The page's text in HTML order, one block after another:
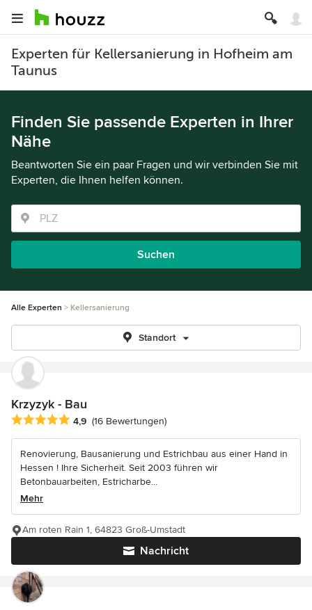
Experten für Kellersanierung in Hofheim am
Taunus
Finden Sie passende Experten in Ihrer
Nähe
Beantworten Sie ein paar Fragen und wir verbinden Sie mit
Experten, die Ihnen helfen können.
Suchen
Alle Experten Kellersanierung
Standort
Krzyzyk - Bau
Durchschnittliche Bewertung: 4.9 von 5 Sternen
4,9 (16 Bewertungen)
Renovierung, Bausanierung und Estrichbau aus einer Hand in
Hessen ! Ihre Sicherheit. Seit 2003 führen wir
Betonbauarbeiten, Estricharbe...
Mehr
Nachricht
Am roten Rain 1, 64823 Groß-Umstadt